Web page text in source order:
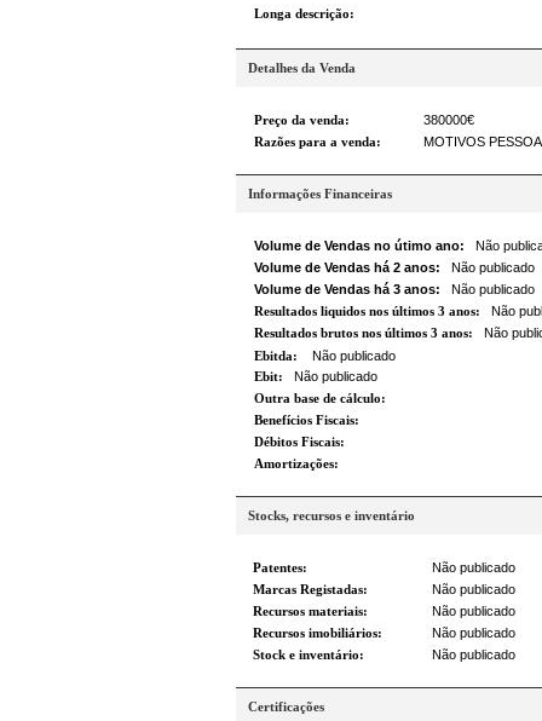
Longa descrição:
Detalhes da Venda
Preço da venda:
380000€
Razões para a venda:
MOTIVOS
Informações Financeiras
Volume de Vendas no útimo ano: Não
Volume de Vendas há 2 anos: Não publicado
Volume de Vendas há 3 anos: Não publicado
Resultados liquidos nos últimos 3 anos: Não
Resultados brutos nos últimos 3 anos:
Não
Ebitda:
Não publicado
Ebit:
Não publicado
Outra base de cálculo:
Benefícios Fiscais:
Débitos Fiscais:
Amortizações:
Stocks, recursos e inventário
Patentes:
Não publicado
Marcas Registadas:
Não publicado
Recursos materiais:
Não publicado
Recursos imobiliários:
Não publicado
Stock e inventário:
Não publicado
Certificações